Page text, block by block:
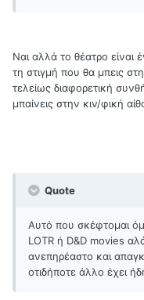
Ναι αλλά το θέατρο είναι
τη στιγμή που θα μπεις
τελείως διαφορετική
μπαίνεις στην κιν/φική
Quote
Αυτό που σκέφτομαι
LOTR ή D&D movies
ανεπηρέαστο και
οτιδήποτε άλλο έχει